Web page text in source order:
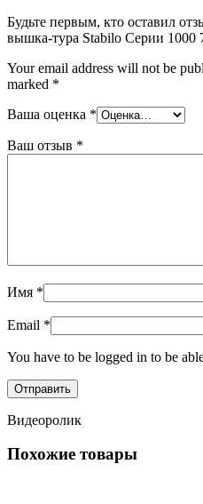
Будьте первым, кто оставил
вышка-тура Stabilo Серии 1000
Your email address will not be
marked *
Ваша оценка *
Ваш отзыв *
Имя *
Email *
You have to be logged in to be
Видеоролик
Похожие товары